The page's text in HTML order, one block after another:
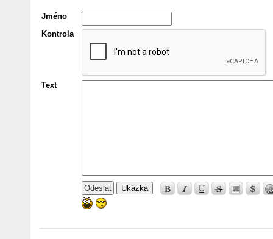
Jméno
Kontrola
Text
Ukázka